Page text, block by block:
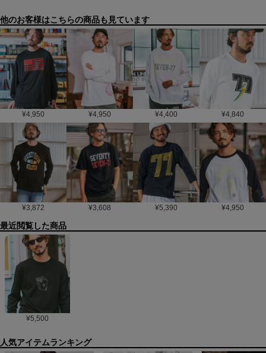
他のお客様はこちらの商品も見ています
¥4,950 ¥4,950 ¥4,400 ¥4,840
¥3,872 ¥3,608 ¥5,390 ¥4,950
最近閲覧した商品
¥5,500